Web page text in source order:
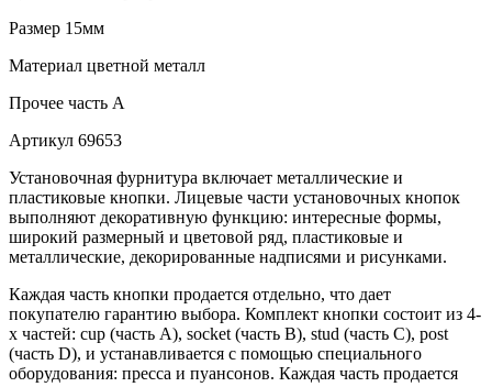
Размер 15мм
Материал цветной металл
Прочее часть A
Артикул 69653
Установочная фурнитура включает металлические и
пластиковые кнопки. Лицевые части установочных кнопок
выполняют декоративную функцию: интересные формы,
широкий размерный и цветовой ряд, пластиковые и
металлические, декорированные надписями и рисунками.
Каждая часть кнопки продается отдельно, что дает
покупателю гарантию выбора. Комплект кнопки состоит из 4-
х частей: cup (часть А), socket (часть В), stud (часть С), post
(часть D), и устанавливается с помощью специального
оборудования: пресса и пуансонов. Каждая часть продается